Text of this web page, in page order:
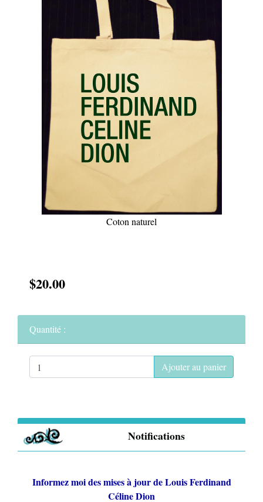
Coton naturel
$20.00
Quantité :
Ajouter au panier
Notifications
Informez moi des mises à jour deLouis Ferdinand
Céline Dion